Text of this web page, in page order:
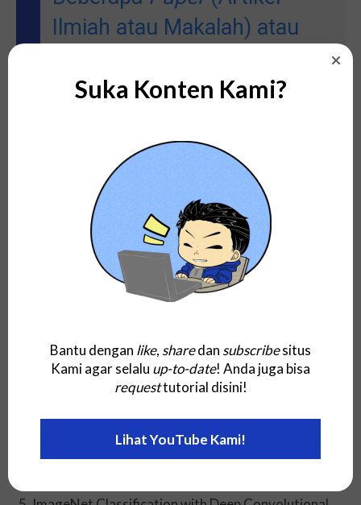
Ilmiah atau Makalah) atau
Istilah Dummy Variable serta
Di bawah ini adalah beberapa jenis macam
(termasuk artikel ilmiah atau makalah) dan Buku yang
berkaitan dengan istilah Dummy Variable:
Deep Residual Learning for Image Recognition –
https://arxiv.org/abs/1512.03385
Attention Is All You Need –
https://arxiv.org/abs/1706.03762
Transformers for Language Understanding –
Suka Konten Kami?
Bantu dengan like, sharedan subscribesitus
Kami agar selalu up-to-date! Anda juga bisa
requesttutorial disini!
Lihat YouTube Kami!